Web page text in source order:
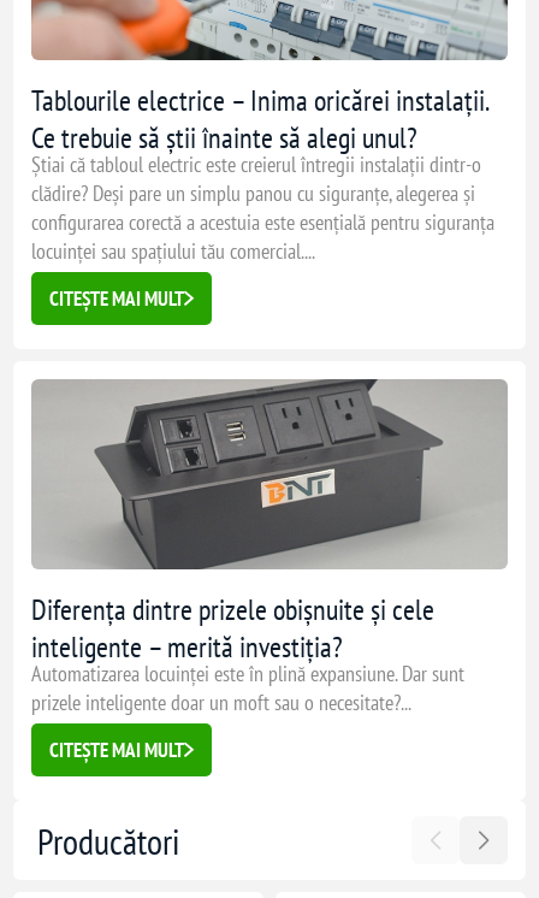
Tablourile electrice – Inima oricărei instalații.
Ce trebuie să știi înainte să alegi unul?
Știai că tabloul electric este creierul întregii instalații dintr-o
clădire? Deși pare un simplu panou cu siguranțe, alegerea și
configurarea corectă a acestuia este esențială pentru siguranța
locuinței sau spațiului tău comercial....
CITEȘTE MAI MULT
Diferența dintre prizele obișnuite și cele
inteligente – merită investiția?
Automatizarea locuinței este în plină expansiune. Dar sunt
prizele inteligente doar un moft sau o necesitate?...
CITEȘTE MAI MULT
Producători